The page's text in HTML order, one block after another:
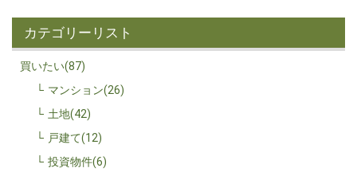
カテゴリーリスト
買いたい(87)
マンション(26)
土地(42)
戸建て(12)
投資物件(6)